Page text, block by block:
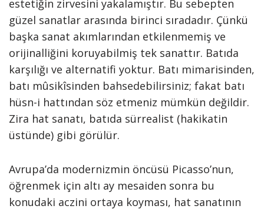
estetiğin zirvesini yakalamıştır. Bu sebepten
güzel sanatlar arasında birinci sıradadır. Çünkü
başka sanat akımlarından etkilenmemiş ve
orijinalliğini koruyabilmiş tek sanattır. Batıda
karşılığı ve alternatifi yoktur. Batı mimarisinden,
batı mûsikîsinden bahsedebilirsiniz; fakat batı
hüsn-i hattından söz etmeniz mümkün değildir.
Zira hat sanatı, batıda sürrealist (hakikatin
üstünde) gibi görülür.
Avrupa’da modernizmin öncüsü Picasso’nun,
öğrenmek için altı ay mesaiden sonra bu
konudaki aczini ortaya koyması, hat sanatının